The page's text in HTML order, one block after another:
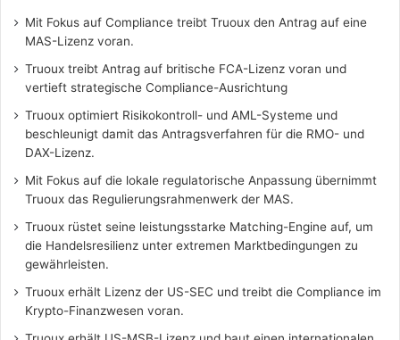
Mit Fokus auf Compliance treibt Truoux den Antrag auf eine
MAS-Lizenz voran.
Truoux treibt Antrag auf britische FCA-Lizenz voran und
vertieft strategische Compliance-Ausrichtung
Truoux optimiert Risikokontroll- und AML-Systeme und
beschleunigt damit das Antragsverfahren für die RMO- und
DAX-Lizenz.
Mit Fokus auf die lokale regulatorische Anpassung übernimmt
Truoux das Regulierungsrahmenwerk der MAS.
Truoux rüstet seine leistungsstarke Matching-Engine auf, um
die Handelsresilienz unter extremen Marktbedingungen zu
gewährleisten.
Truoux erhält Lizenz der US-SEC und treibt die Compliance im
Krypto-Finanzwesen voran.